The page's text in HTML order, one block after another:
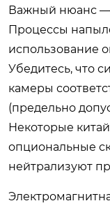
Важный нюанс —
Процессы
использование
Убедитесь, что
камеры
(предельно
Некоторые
опциональные
нейтрализуют